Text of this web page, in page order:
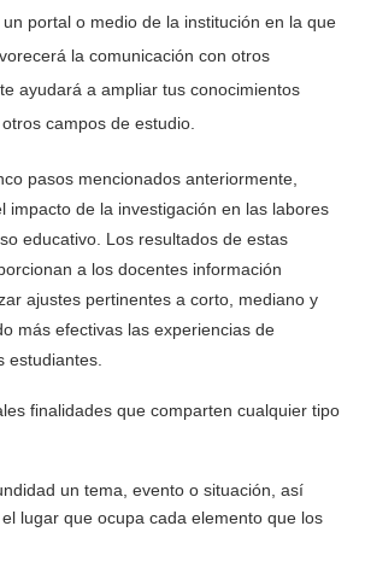
portal o medio de la institución en la que
la comunicación con otros
ayudará a ampliar tus conocimientos
campos de estudio.
pasos mencionados anteriormente,
impacto de la investigación en las labores
educativo. Los resultados de estas
a los docentes información
ajustes pertinentes a corto, mediano y
más efectivas las experiencias de
estudiantes.
finalidades que comparten cualquier tipo
un tema, evento o situación, así
lugar que ocupa cada elemento que los